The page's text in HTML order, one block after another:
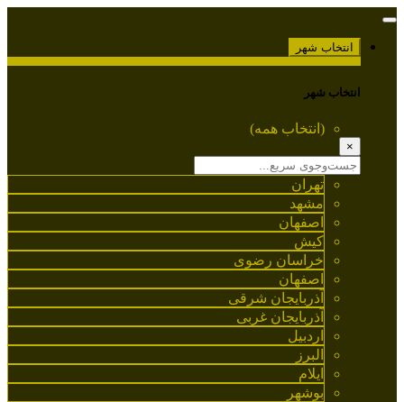
انتخاب شهر
انتخاب شهر
(انتخاب همه)
×
تهران
مشهد
اصفهان
کیش
خراسان رضوی
اصفهان
آذربایجان شرقی
آذربایجان غربی
اردبیل
البرز
ایلام
بوشهر